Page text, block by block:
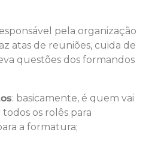
pela organização
atas de reuniões, cuida de
questões dos formandos
: basicamente, é quem vai
os rolês para
a formatura;